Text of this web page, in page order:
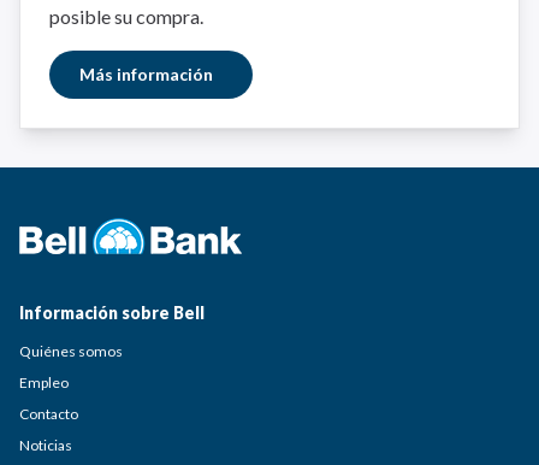
posible su compra.
Más información
Información sobre Bell
Quiénes somos
Empleo
Contacto
Noticias